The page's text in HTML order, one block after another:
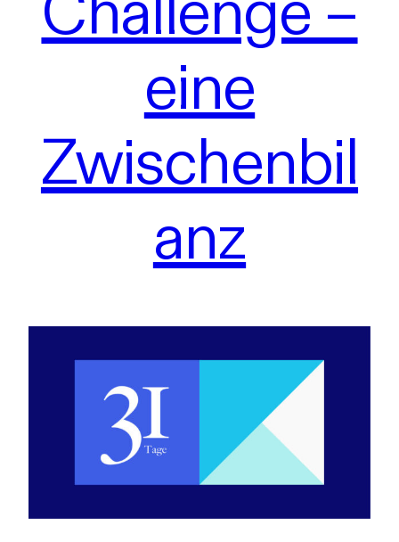
eine
Zwischenbil
anz